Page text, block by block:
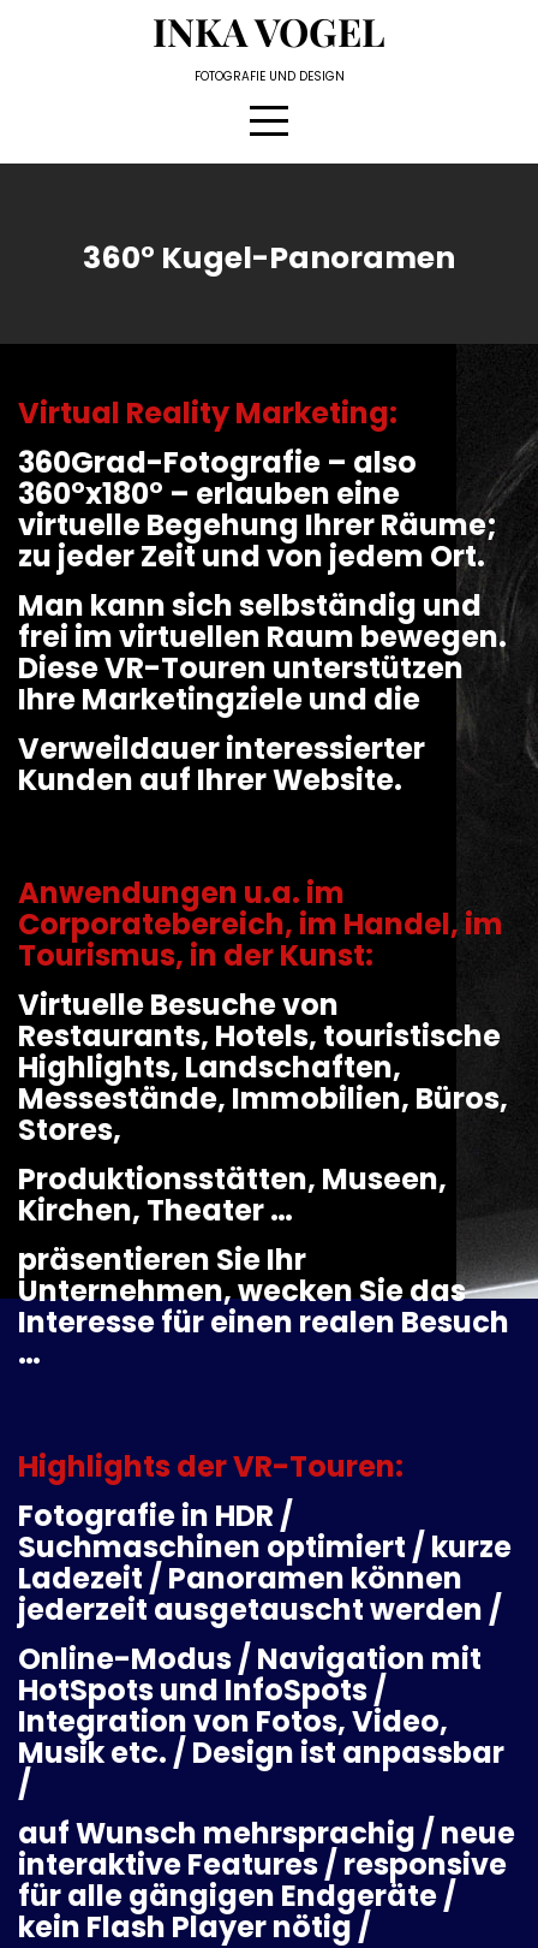
INKA VOGEL
FOTOGRAFIE UND DESIGN
360° Kugel-Panoramen
Virtual Reality Marketing:
360Grad-Fotografie – also
360°x180° – erlauben eine
virtuelle Begehung Ihrer Räume;
zu jeder Zeit und von jedem Ort.
Man kann sich selbständig und
frei im virtuellen Raum bewegen.
Diese VR-Touren unterstützen
Ihre Marketingziele und die
Verweildauerinteressierter
Kunden auf Ihrer Website.
Anwendungen u.a. im
Corporatebereich, im Handel, im
Tourismus, in der Kunst:
Virtuelle Besuche von
Restaurants, Hotels, touristische
Highlights, Landschaften,
Messestände, Immobilien, Büros,
Stores,
Produktionsstätten, Museen,
Kirchen, Theater …
präsentieren Sie Ihr
Unternehmen, wecken Sie das
Interesse für einen realen Besuch
…
Highlights der VR-Touren:
Fotografie in HDR /
Suchmaschinen optimiert / kurze
Ladezeit / Panoramen können
jederzeit ausgetauscht werden /
Online-Modus / Navigation mit
HotSpots und InfoSpots /
Integration von Fotos, Video,
Musik etc. / Design ist anpassbar
/
auf Wunsch mehrsprachig / neue
interaktive Features / responsive
für alle gängigen Endgeräte /
kein Flash Player nötig /